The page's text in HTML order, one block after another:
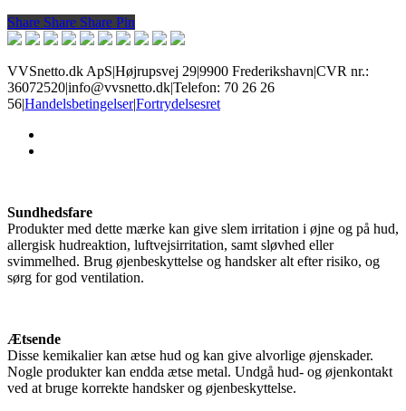
Share
Share Share Share Pin
VVSnetto.dk ApS|Højrupsvej 29|9900 Frederikshavn|CVR nr.:
36072520|info@vvsnetto.dk|Telefon: 70 26 26
56|Handelsbetingelser|Fortrydelsesret
Sundhedsfare
Produkter med dette mærke kan give slem irritation i øjne og på hud,
allergisk hudreaktion, luftvejsirritation, samt sløvhed eller
svimmelhed. Brug øjenbeskyttelse og handsker alt efter risiko, og
sørg for god ventilation.
Ætsende
Disse kemikalier kan ætse hud og kan give alvorlige øjenskader.
Nogle produkter kan endda ætse metal. Undgå hud- og øjenkontakt
ved at bruge korrekte handsker og øjenbeskyttelse.